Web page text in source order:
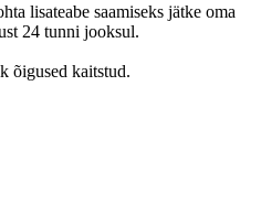
lisateabe saamiseks jätke oma
24 tunni jooksul.
õigused kaitstud.